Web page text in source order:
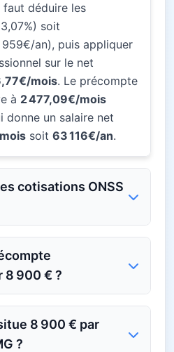
faut déduire les
soit
959€/an), puis appliquer
sur le net
mois. Le précompte
à 2 477,09€/mois
donne un salaire net
soit 63 116€/an.
8 900 € ?
?